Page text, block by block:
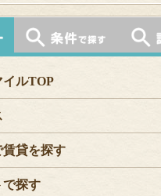
ルTOP
賃貸を探す
で探す